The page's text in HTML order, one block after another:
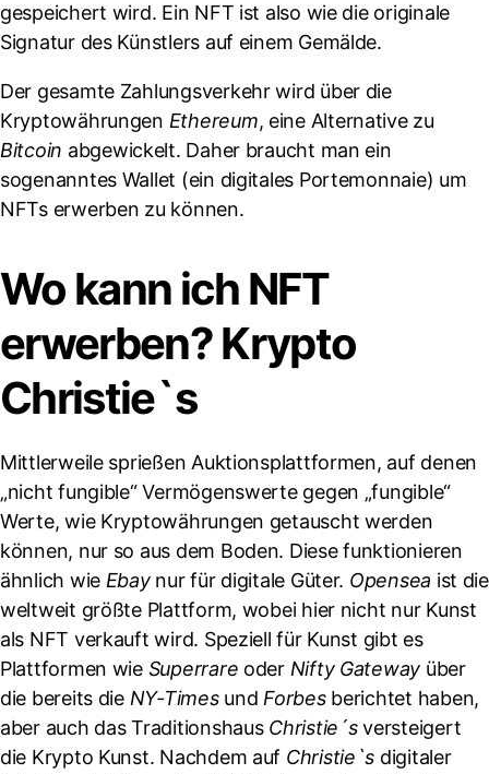
gespeichert wird. Ein NFT ist also wie die originale
Signatur des Künstlers auf einem Gemälde.
Der gesamte Zahlungsverkehr wird über die
Kryptowährungen Ethereum, eine Alternative zu
Bitcoin abgewickelt. Daher braucht man ein
sogenanntes Wallet (ein digitales Portemonnaie) um
NFTs erwerben zu können.
Wo kann ich NFT
erwerben? Krypto
Christie`s
Mittlerweile sprießen Auktionsplattformen, auf denen
„nicht fungible“ Vermögenswerte gegen „fungible“
Werte, wie Kryptowährungen getauscht werden
können, nur so aus dem Boden. Diese funktionieren
ähnlich wie Ebaynur für digitale Güter. Opensea ist die
weltweit größte Plattform, wobei hier nicht nur Kunst
als NFT verkauft wird. Speziell für Kunst gibt es
Plattformen wie Superrare oder Nifty Gateway über
die bereits die NY-Timesund Forbesberichtet haben,
aber auch das Traditionshaus Christie´sversteigert
die Krypto Kunst. Nachdem auf Christie`s digitaler